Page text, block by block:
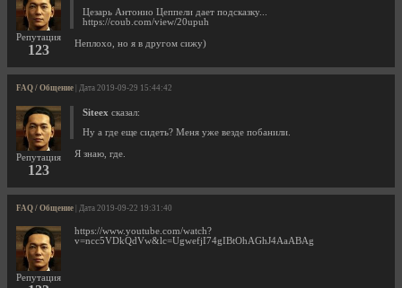
Репутация
123
Цезарь Антонио Цеппели дает подсказку...
https://coub.com/view/20upuh
Неплохо, но я в другом сижу)
FAQ / Общение | Дата 2019-09-29 15:44:42
Репутация
123
Siteex сказал:
Ну а где еще сидеть? Меня уже везде побанили.
Я знаю, где.
FAQ / Общение | Дата 2019-09-22 19:31:40
Репутация
https://www.youtube.com/watch?
v=ncc5VDkQdVw&lc=UgwefjI74gIBtOhAGhJ4AaABAg